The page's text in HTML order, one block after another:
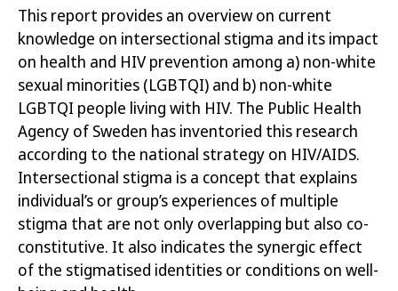
This report provides an overview on current
knowledge on intersectional stigma and its impact
on health and HIV prevention among a) non-white
sexual minorities (LGBTQI) and b) non-white
LGBTQI people living with HIV. The Public Health
Agency of Sweden has inventoried this research
according to the national strategy on HIV/AIDS.
Intersectional stigma is a concept that explains
individual’s or group’s experiences of multiple
stigma that are not only overlapping but also co-
constitutive. It also indicates the synergic effect
of the stigmatised identities or conditions on well-